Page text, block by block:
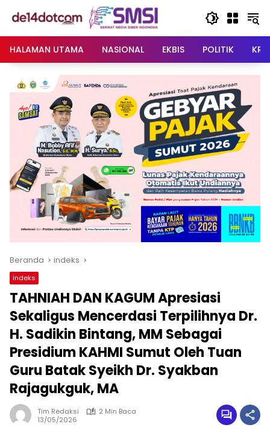
HALAMAN UTAMA
NASIONAL EKBIS POLITIK
Beranda indeks
indeks
TAHNIAH DAN KAGUM Apresiasi
Sekaligus Mencerdasi Terpilihnya Dr.
H. Sadikin Bintang, MM Sebagai
Presidium KAHMI Sumut Oleh Tuan
Guru Batak Syeikh Dr. Syakban
Rajagukguk, MA
Tim Redaksi
2 Min Baca
13/05/2026